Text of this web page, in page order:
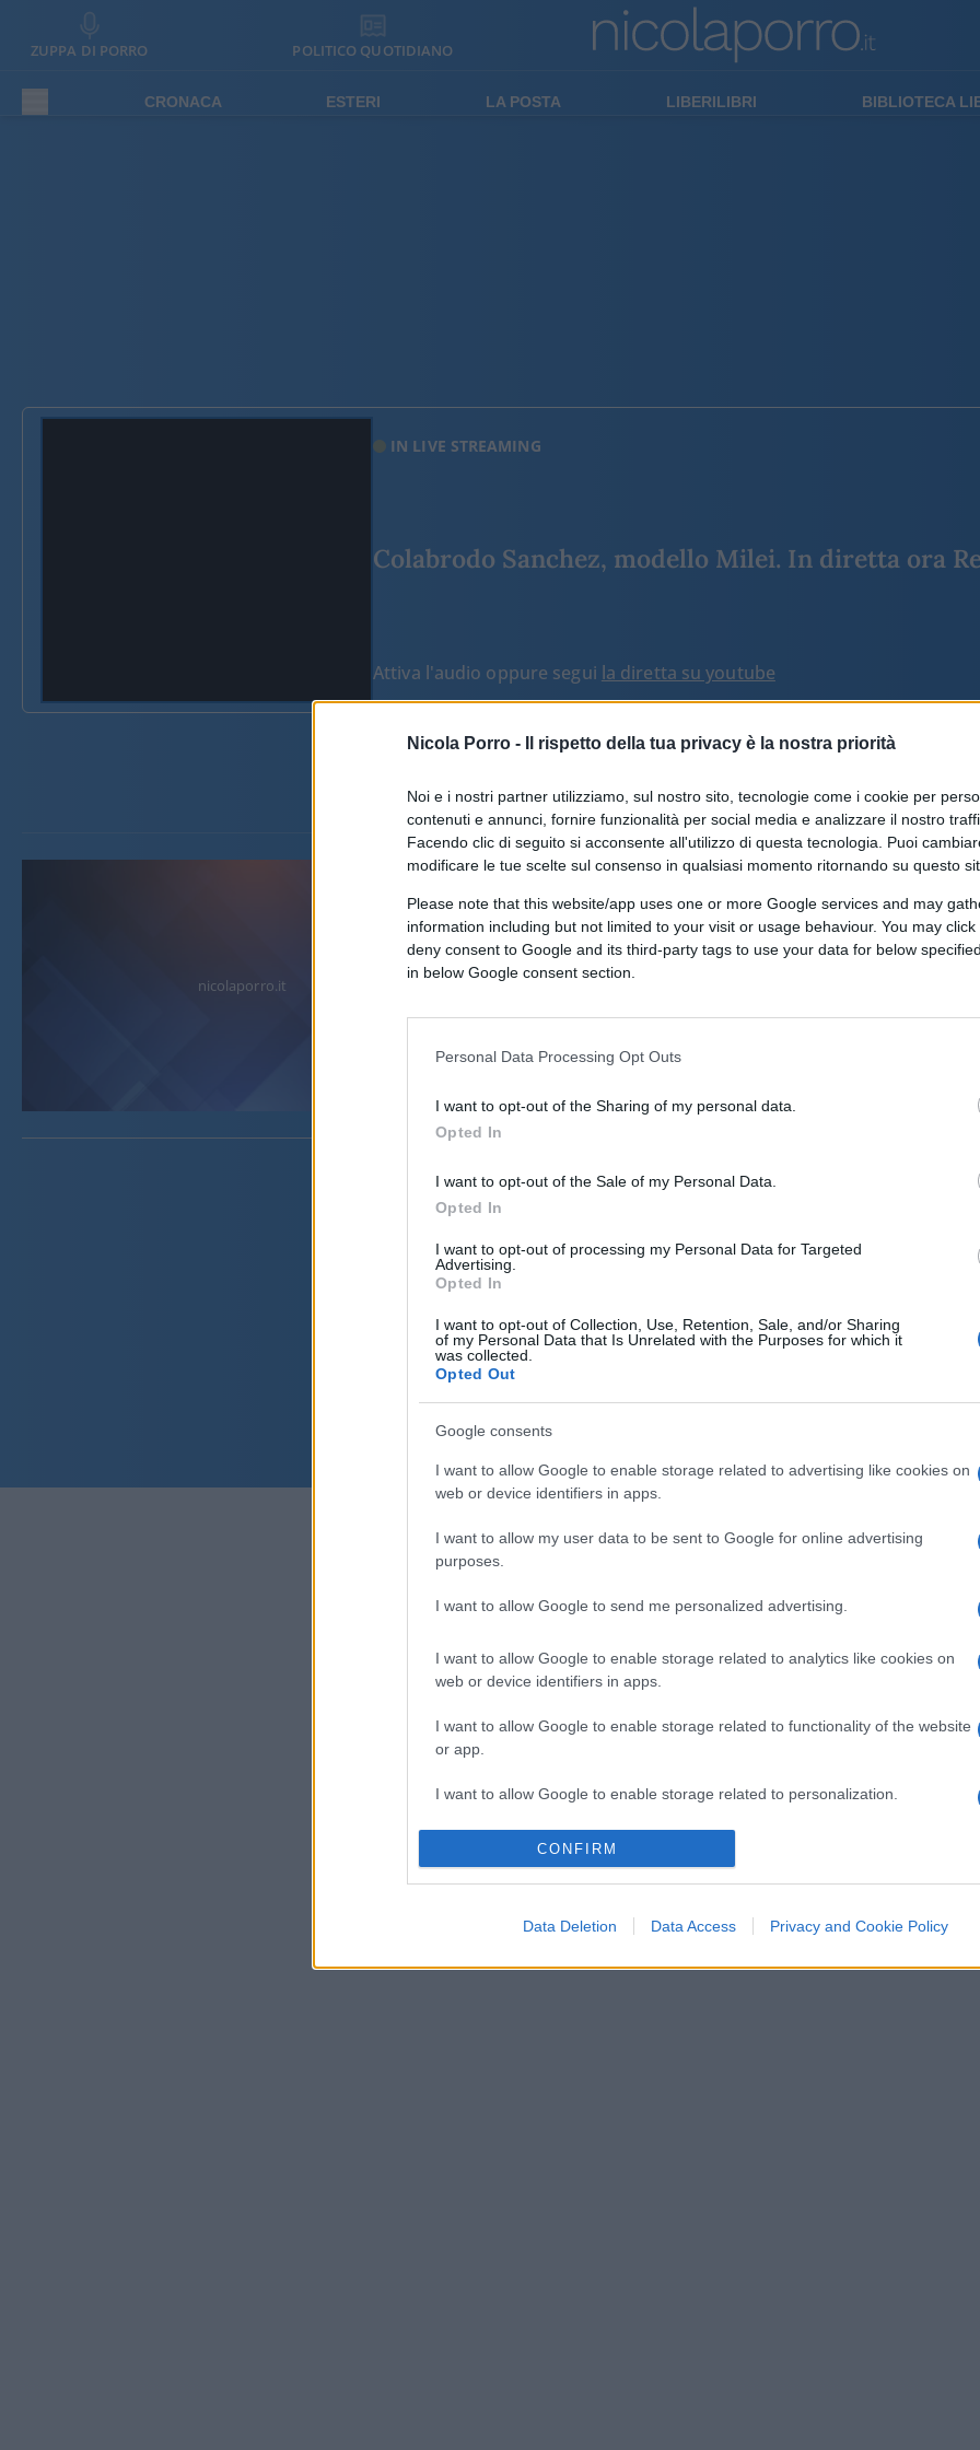
Nicola Porro - Il rispetto della tua privacy è la nostra priorità
Noi e i nostri partner utilizziamo, sul nostro sito, tecnologie come i cookie per
contenuti e annunci, fornire funzionalità per social media e analizzare il nostro
Facendo clic di seguito si acconsente all'utilizzo di questa tecnologia. Puoi
modificare le tue scelte sul consenso in qualsiasi momento ritornando su questo
Please note that this website/app uses one or more Google services and may
information including but not limited to your visit or usage behaviour. You may
deny consent to Google and its third-party tags to use your data for below
in below Google consent section.
Personal Data Processing Opt Outs
I want to opt-out of the Sharing of my personal data.
Opted In
I want to opt-out of the Sale of my Personal Data.
Opted In
I want to opt-out of processing my Personal Data for Targeted
Advertising.
Opted In
I want to opt-out of Collection, Use, Retention, Sale, and/or Sharing
of my Personal Data that Is Unrelated with the Purposes for which it
was collected.
Opted Out
Google consents
I want to allow Google to enable storage related to advertising like cookies on
web or device identifiers in apps.
I want to allow my user data to be sent to Google for online advertising
purposes.
I want to allow Google to send me personalized advertising.
I want to allow Google to enable storage related to analytics like cookies on
web or device identifiers in apps.
I want to allow Google to enable storage related to functionality of the website
or app.
I want to allow Google to enable storage related to personalization.
I want to allow Google to enable storage related to security, including
authentication functionality and fraud prevention, and other user protection.
CONFIRM
Data Deletion Data Access Privacy and Cookie Policy
ZUPPA DI PORRO POLITICO QUOTIDIANO
CRONACA ESTERI LA POSTA LIBERILIBRI BIBLIOTECA
IN LIVE STREAMING
Colabrodo Sanchez, modello Milei. In diretta ora
Attiva l'audio oppure segui la diretta su youtube
ARTICOLI TAGGATI CON
nicolaporro.it
La punizione di Platini
19 Giugno 2019, 13:17